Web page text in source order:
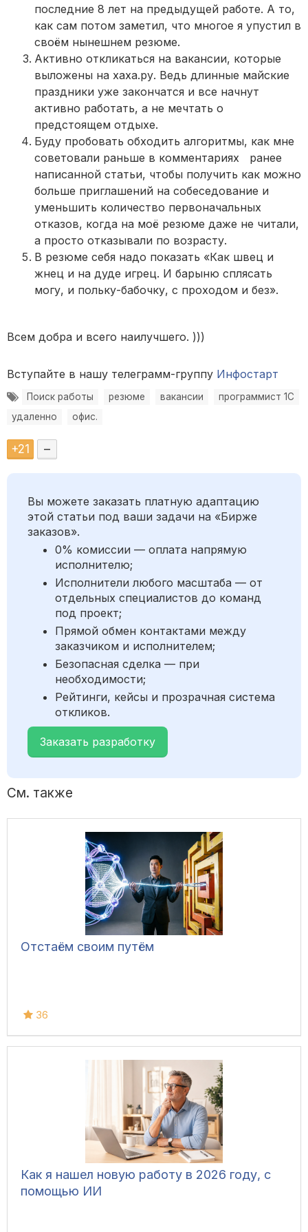
последние 8 лет на предыдущей работе. А то,
как сам потом заметил, что многое я упустил в
своём нынешнем резюме.
Активно откликаться на вакансии, которые
выложены на хаха.ру. Ведь длинные майские
праздники уже закончатся и все начнут
активно работать, а не мечтать о
предстоящем отдыхе.
Буду пробовать обходить алгоритмы, как мне
советовали раньше в комментариях ранее
написанной статьи, чтобы получить как можно
больше приглашений на собеседование и
уменьшить количество первоначальных
отказов, когда на моё резюме даже не читали,
а просто отказывали по возрасту.
В резюме себя надо показать «Как швец и
жнец и на дуде игрец. И барыню сплясать
могу, и польку-бабочку, с проходом и без».
Всем добра и всего наилучшего. )))
Вступайте в нашу телеграмм-группу Инфостарт
Поиск работы резюме вакансии
программист 1С
удаленно
офис.
+21 –
Вы можете заказать платную адаптацию
этой статьи под ваши задачи на «Бирже
заказов».
0% комиссии — оплата напрямую
исполнителю;
Исполнители любого масштаба — от
отдельных специалистов до команд
под проект;
Прямой обмен контактами между
заказчиком и исполнителем;
Безопасная сделка — при
необходимости;
Рейтинги, кейсы и прозрачная система
откликов.
Заказать разработку
См. также
Отстаём своим путём
36
Как я нашел новую работу в 2026 году, с
помощью ИИ